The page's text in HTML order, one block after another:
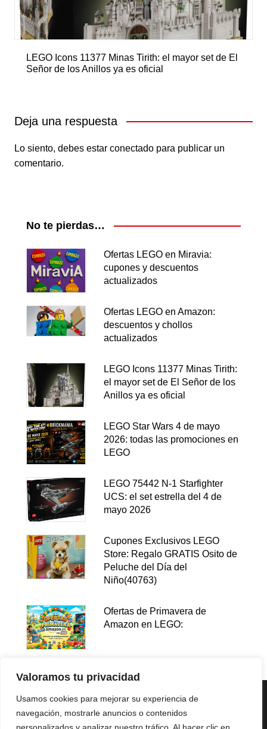
Valoramos tu privacidad
Usamos cookies para mejorar su experiencia de
navegación, mostrarle anuncios o contenidos
LEGO Icons 11377 Minas Tirith: el mayor set de El
Señor de los Anillos ya es oficial
Deja una respuesta
Lo siento, debes estar conectadopara publicar un
comentario.
No te pierdas…
Ofertas LEGO en Miravia:
cupones y descuentos
actualizados
Ofertas LEGO en Amazon:
descuentos y chollos
actualizados
LEGO Icons 11377 Minas Tirith:
el mayor set de El Señor de los
Anillos ya es oficial
LEGO Star Wars 4 de mayo
2026: todas las promociones en
LEGO
LEGO 75442 N-1 Starfighter
UCS: el set estrella del 4 de
mayo 2026
Cupones Exclusivos LEGO
Store: Regalo GRATIS Osito de
Peluche del Día del
Niño(40763)
Ofertas de Primavera de
Amazon en LEGO: